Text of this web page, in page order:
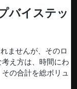
バイステッ
ませんが、そのロ
え方は、時間にわ
の合計を総ボリュ